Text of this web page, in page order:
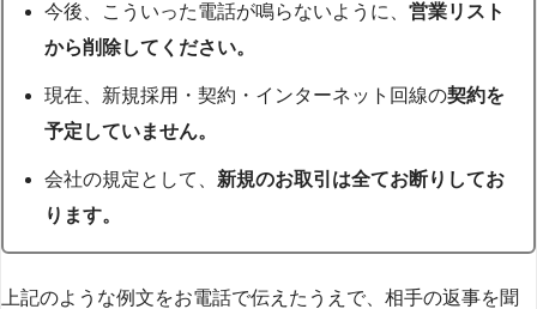
今後、こういった電話が鳴らないように、営業リスト
から削除してください。
現在、新規採用・契約・インターネット回線の契約を
予定していません。
会社の規定として、 新規のお取引は全てお断りしてお
ります。
上記のような例文をお電話で伝えたうえで、相手の返事を聞